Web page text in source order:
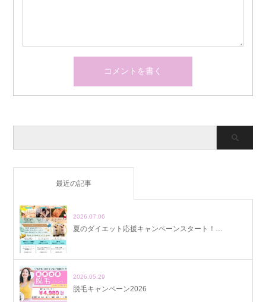
最近の記事
2026.07.06
夏のダイエット応援キャンペーンスタート！…
2026.05.29
脱毛キャンペーン2026